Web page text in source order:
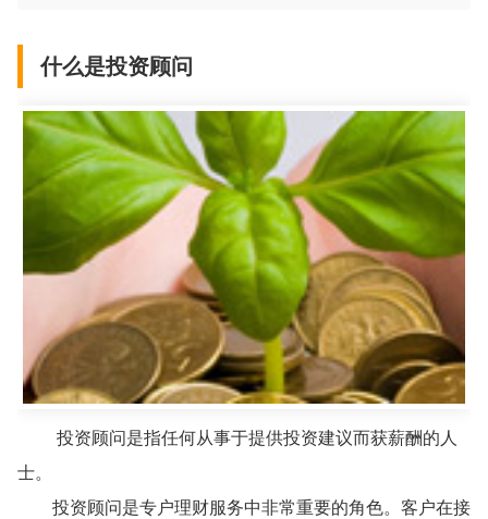
什么是投资顾问
投资顾问是指任何从事于提供投资建议而获薪酬的人
士。
投资顾问是专户理财服务中非常重要的角色。客户在接